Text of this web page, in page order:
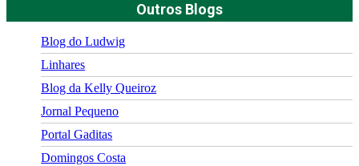
Outros Blogs
Blog do Ludwig
Linhares
Blog da Kelly Queiroz
Jornal Pequeno
Portal Gaditas
Domingos Costa